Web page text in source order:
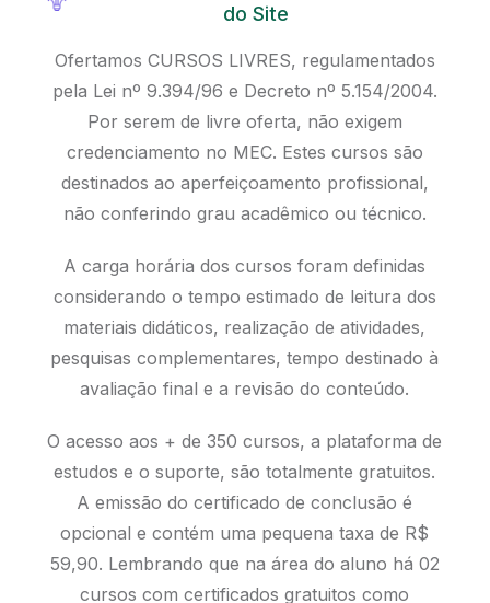
do Site
Ofertamos CURSOS LIVRES, regulamentados
pela Lei nº 9.394/96 e Decreto nº 5.154/2004.
Por serem de livre oferta, não exigem
credenciamento no MEC. Estes cursos são
destinados ao aperfeiçoamento profissional,
não conferindo grau acadêmico ou técnico.
A carga horária dos cursos foram definidas
considerando o tempo estimado de leitura dos
materiais didáticos, realização de atividades,
pesquisas complementares, tempo destinado à
avaliação final e a revisão do conteúdo.
O acesso aos + de 350 cursos, a plataforma de
estudos e o suporte, são totalmente gratuitos.
A emissão do certificado de conclusão é
opcional e contém uma pequena taxa de R$
59,90. Lembrando que na área do aluno há 02
cursos com certificados gratuitos como